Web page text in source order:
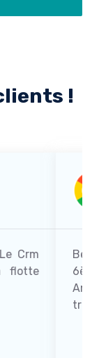
!
travailler. Je
l'entreprise
conditions de